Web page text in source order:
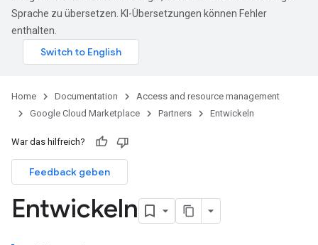
Sprache zu übersetzen. KI-Übersetzungen können Fehler
enthalten.
Home Documentation
Access and resource management
Google Cloud Marketplace
Partners Entwickeln
War das hilfreich?
Feedback geben
Entwickeln